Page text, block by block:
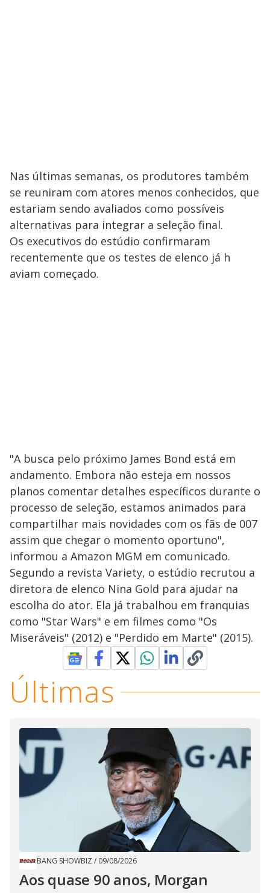
Nas últimas semanas, os produtores também
se reuniram com atores menos conhecidos, que
estariam sendo avaliados como possíveis
alternativas para integrar a seleção final.
Os executivos do estúdio confirmaram ​
recentemente que os testes de elenco já ​h​
aviam começado.
"A busca pelo próximo James Bond está em
andamento. Embora não esteja em nossos
planos comentar detalhes específicos durante o
processo de seleção, estamos animados para
compartilhar mais novidades com os fãs de 007
assim que chegar o momento oportuno",
informou a Amazon MGM em comunicado.
Segundo a revista Variety, o estúdio recrutou a
diretora de elenco Nina Gold para ajudar na
escolha do ator. Ela já trabalhou em franquias
como "Star Wars" e em filmes como "Os
Miseráveis" (2012) e "Perdido em Marte" (2015).
Últimas
BANG SHOWBIZ / 09/08/2026
Aos quase 90 anos, Morgan